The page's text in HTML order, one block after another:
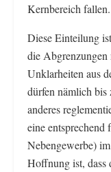
Kernbereich fallen.
Diese Einteilung
die
Unklarheiten aus
dürfen nämlich bis
anderes
eine
Nebengewerbe)
Hoffnung ist, dass